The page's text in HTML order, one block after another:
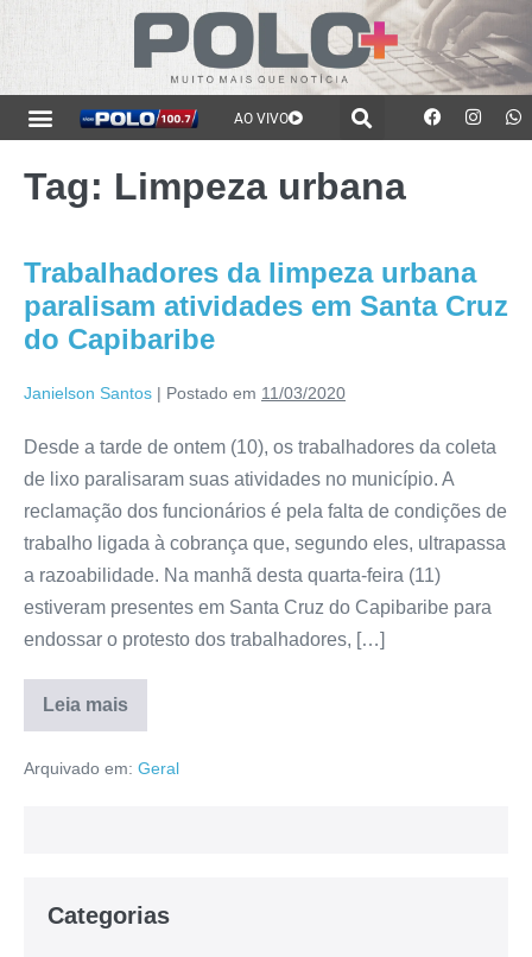
AO VIVO
Tag: Limpeza urbana
Trabalhadores da limpeza urbana
paralisam atividades em Santa Cruz
do Capibaribe
Janielson Santos | Postado em 11/03/2020
Desde a tarde de ontem (10), os trabalhadores da coleta
de lixo paralisaram suas atividades no município. A
reclamação dos funcionários é pela falta de condições de
trabalho ligada à cobrança que, segundo eles, ultrapassa
a razoabilidade. Na manhã desta quarta-feira (11)
estiveram presentes em Santa Cruz do Capibaribe para
endossar o protesto dos trabalhadores, […]
Leia mais
Arquivado em: Geral
Categorias